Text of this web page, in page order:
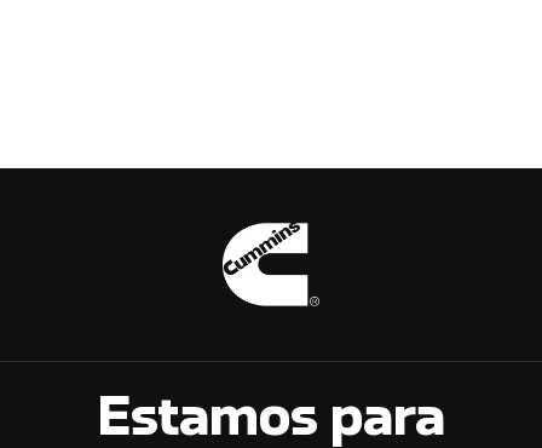
Estamos para